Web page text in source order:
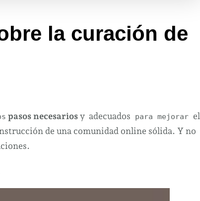
la curación de
pasos necesariosy adecuados para mejorar el
de una comunidad online sólida. Y no